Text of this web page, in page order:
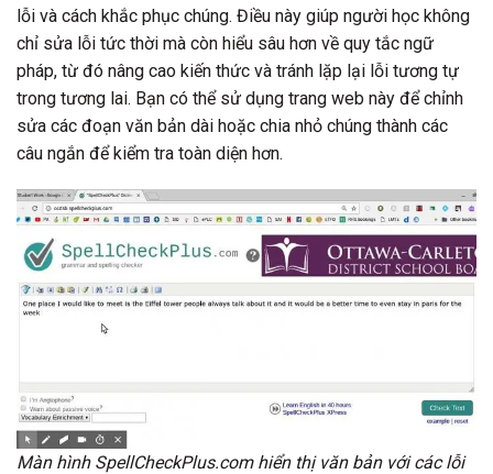
lỗi và cách khắc phục chúng. Điều này giúp người học không
chỉ sửa lỗi tức thời mà còn hiểu sâu hơn về quy tắc ngữ
pháp, từ đó nâng cao kiến thức và tránh lặp lại lỗi tương tự
trong tương lai. Bạn có thể sử dụng trang web này để chỉnh
sửa các đoạn văn bản dài hoặc chia nhỏ chúng thành các
câu ngắn để kiểm tra toàn diện hơn.
Màn hình SpellCheckPlus.com hiển thị văn bản với các lỗi